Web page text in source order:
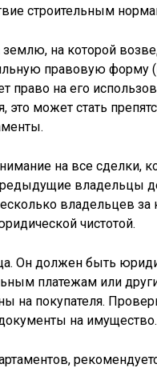
строительным
на которой
правовую форму
право на его
может стать
на все сделки,
владельцы
владельцев за
чистотой.
Он должен быть
платежам или
на покупателя.
на имущество.